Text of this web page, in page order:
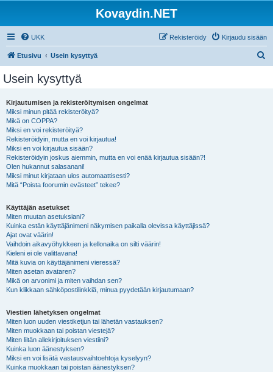
Kovaydin.NET
UKK Kirjaudu sisään
Rekisteröidy
Etusivu Usein kysyttyä
Usein kysyttyä
Kirjautumisen ja rekisteröitymisen ongelmat
Miksi minun pitää rekisteröityä?
Mikä on COPPA?
Miksi en voi rekisteröityä?
Rekisteröidyin, mutta en voi kirjautua!
Miksi en voi kirjautua sisään?
Rekisteröidyin joskus aiemmin, mutta en voi enää kirjautua sisään?!
Olen hukannut salasanani!
Miksi minut kirjataan ulos automaattisesti?
Mitä “Poista foorumin evästeet” tekee?
Käyttäjän asetukset
Miten muutan asetuksiani?
Kuinka estän käyttäjänimeni näkymisen paikalla olevissa käyttäjissä?
Ajat ovat väärin!
Vaihdoin aikavyöhykkeen ja kellonaika on silti väärin!
Kieleni ei ole valittavana!
Mitä kuvia on käyttäjänimeni vieressä?
Miten asetan avataren?
Mikä on arvonimi ja miten vaihdan sen?
Kun klikkaan sähköpostilinkkiä, minua pyydetään kirjautumaan?
Viestien lähetyksen ongelmat
Miten luon uuden viestiketjun tai lähetän vastauksen?
Miten muokkaan tai poistan viestejä?
Miten liitän allekirjoituksen viestiini?
Kuinka luon äänestyksen?
Miksi en voi lisätä vastausvaihtoehtoja kyselyyn?
Kuinka muokkaan tai poistan äänestyksen?